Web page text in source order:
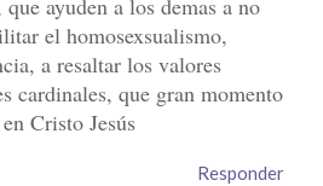
ayuden a los demas a no
el homosexsualismo,
a resaltar los valores
cardinales, que gran momento
Cristo Jesús
Responder